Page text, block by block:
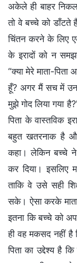
अकेले ही बाहर
तो वे बच्चे को
चिंतन करने के लिए
के इरादों को न
“क्या मेरे माता-
हूँ? अगर मैं सच में
मुझे गोद लिया गया
पिता के वास्तविक
बहुत खतरनाक है
कहा। लेकिन बच्चे ने
कर दिया। इसलिए
ताकि वे उसे सही
सके। ऐसा करके
इतना कि बच्चे को
ही वह मकसद नहीं है
पिता का उद्देश्य है